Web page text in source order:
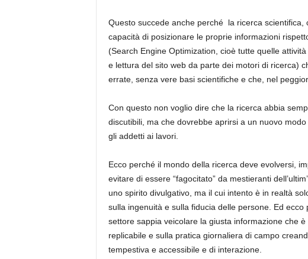
Questo succede anche perché la ricerca
capacità di posizionare le proprie informazioni
(Search Engine Optimization, cioè tutte quelle
e lettura del sito web da parte dei motori di ricerca)
errate, senza vere basi scientifiche e che, nel
Con questo non voglio dire che la ricerca abbia
discutibili, ma che dovrebbe aprirsi a un nuovo
gli addetti ai lavori.
Ecco perché il mondo della ricerca deve evolversi,
evitare di essere “fagocitato” da mestieranti
uno spirito divulgativo, ma il cui intento è in realtà
sulla ingenuità e sulla fiducia delle persone. Ed
settore sappia veicolare la giusta informazione che
replicabile e sulla pratica giornaliera di campo
tempestiva e accessibile e di interazione.